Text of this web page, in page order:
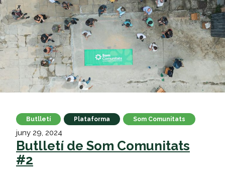
Vés
al
contingut
Butlletí Plataforma Som Comunitats
juny 29, 2024
Butlletí de Som Comunitats
#2